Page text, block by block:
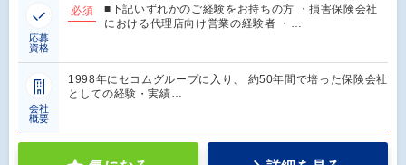
応募
資格
必須
■下記いずれかのご経験をお持ちの方 ・損害保険会社
における代理店向け営業の経験者 ・…
会社
概要
1998年にセコムグループに入り、 約50年間で培った保険会社
としての経験・実績…